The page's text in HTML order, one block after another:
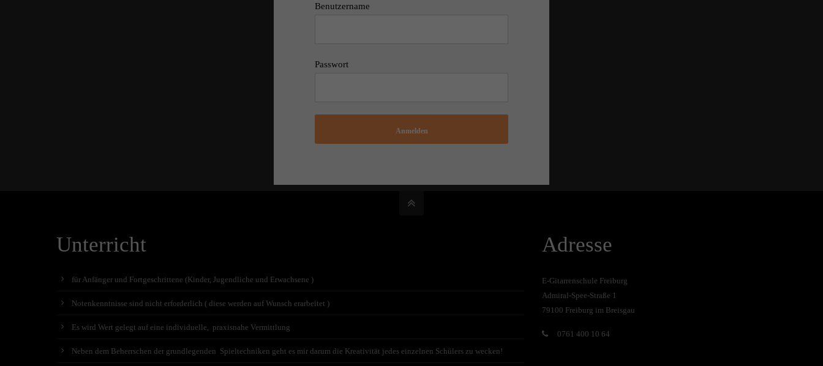
Benutzername
Passwort
Anmelden
Unterricht
für Anfänger und Fortgeschrittene (Kinder, Jugendliche und Erwachsene )
Notenkenntnisse sind nicht erforderlich ( diese werden auf Wunsch erarbeitet )
Es wird Wert gelegt auf eine individuelle, praxisnahe Vermittlung
Neben dem Beherrschen der grundlegenden Spieltechniken geht es mir darum die Kreativität jedes einzelnen Schülers zu wecken!
Adresse
E-Gitarrenschule Freiburg
Admiral-Spee-Straße 1
79100 Freiburg im Breisgau
0761 400 10 64